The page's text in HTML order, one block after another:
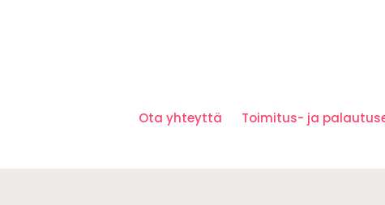
Ota yhteyttä Toimitus- ja